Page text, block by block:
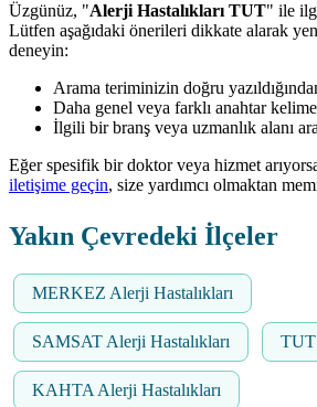
Üzgünüz, "Alerji Hastalıkları TUT" ile
Lütfen aşağıdaki önerileri dikkate alarak
deneyin:
Arama teriminizin doğru
Daha genel veya farklı anahtar
İlgili bir branş veya uzmanlık alanı
Eğer spesifik bir doktor veya hizmet
iletişime geçin, size yardımcı olmaktan
Yakın Çevredeki İlçeler
MERKEZ Alerji Hastalıkları
SAMSAT Alerji Hastalıkları TUT
KAHTA Alerji Hastalıkları